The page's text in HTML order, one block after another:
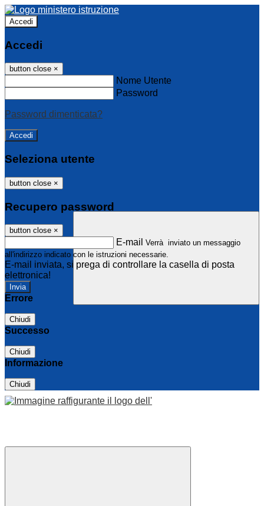
Accedi
Accedi
button close ×
Nome Utente
Password
Password dimenticata?
Seleziona utente
button close ×
Recupero password
button close ×
E-mail Verrà inviato un messaggio
all'indirizzo indicato con le istruzioni necessarie.
E-mail inviata, si prega di controllare la casella di posta
elettronica!
Errore
Chiudi
Successo
Chiudi
Informazione
Chiudi